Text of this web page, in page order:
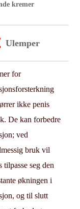
kremer
Ulemper
for
ikke penis
De kan forbedre
ved
bruk vil
tilpasse seg den
økningen i
og til slutt